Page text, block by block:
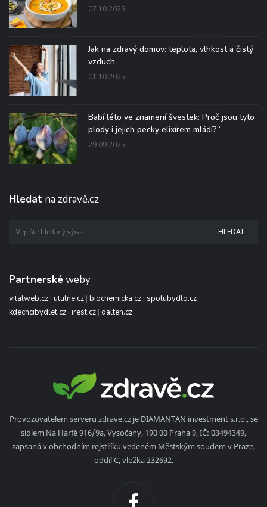
07.10.2025
Jak na zdravý domov: teplota, vlhkost a čistý
vzduch
01.10.2025
Babí léto ve znamení švestek: Proč jsou tyto
plody i jejich pecky elixírem mládí?“
29.09.2025
Hledat na zdravě.cz
HLEDAT
Partnerské weby
vitalweb.cz | utulne.cz | biochemicka.cz | spolubydlo.cz
kdechcibydlet.cz | irest.cz | dalten.cz
Provozovatelem serveru zdrave.cz je DIAMANTAN investment s.r.o., se
sídlem Na Harfě 916/9a, Vysočany, 190 00 Praha 9, IČ: 03494349,
zapsaná v obchodním rejstříku vedeném Městským soudem v Praze,
oddíl C, vložka 232692.